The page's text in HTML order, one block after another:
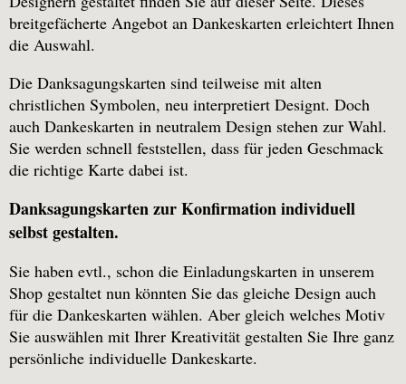
breitgefächerte Angebot an Dankeskarten erleichtert Ihnen
die Auswahl.
Die Danksagungskarten sind teilweise mit alten
christlichen Symbolen, neu interpretiert Designt. Doch
auch Dankeskarten in neutralem Design stehen zur Wahl.
Sie werden schnell feststellen, dass für jeden Geschmack
die richtige Karte dabei ist.
Danksagungskarten zur Konfirmation individuell
selbst gestalten.
Sie haben evtl., schon die Einladungskarten in unserem
Shop gestaltet nun könnten Sie das gleiche Design auch
für die Dankeskarten wählen. Aber gleich welches Motiv
Sie auswählen mit Ihrer Kreativität gestalten Sie Ihre ganz
persönliche individuelle Dankeskarte.